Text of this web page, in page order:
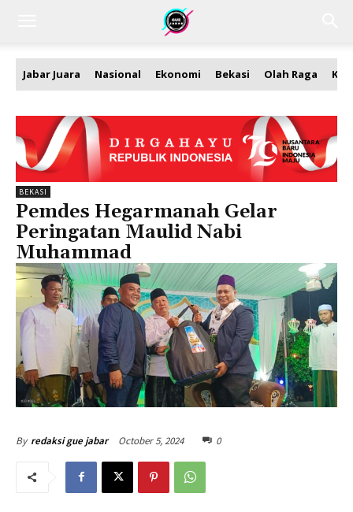
Jabar Juara Nasional Ekonomi Bekasi Olah Raga
BEKASI
Pemdes Hegarmanah Gelar
Peringatan Maulid Nabi
Muhammad
By redaksi gue jabar October 5, 2024 0